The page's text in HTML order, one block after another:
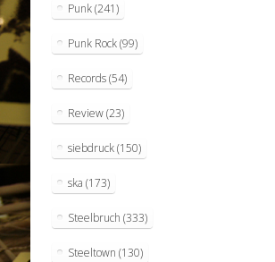
Punk(241)
Punk Rock(99)
Records(54)
Review(23)
siebdruck(150)
ska (173)
Steelbruch (333)
Steeltown (130)